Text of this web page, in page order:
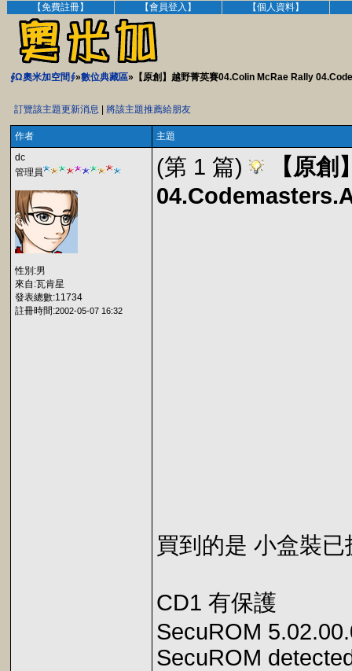
【免費註冊】 【會員登入】 【個人資料】
∮Ω奧米加空間∮»數位典藏區»【原創】越野菁英賽04.Colin McRae Rally
訂覽該主題更新消息 將該主題推薦給朋友
作者
主題
dc
管理員
性別:男
來自:瓦肯星
發表總數:11734
註冊時間:2002-05-07 16:32
(第 1 篇)
【原
買到的是 小盒裝
CD1 有保護
SecuROM
SecuROM